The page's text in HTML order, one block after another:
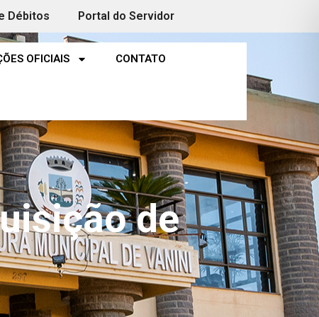
Débitos Portal do Servidor
OFICIAIS CONTATO
de